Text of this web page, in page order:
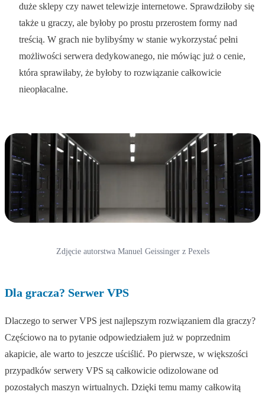
duże sklepy czy nawet telewizje internetowe. Sprawdziłoby się
także u graczy, ale byłoby po prostu przerostem formy nad
treścią. W grach nie bylibyśmy w stanie wykorzystać pełni
możliwości serwera dedykowanego, nie mówiąc już o cenie,
która sprawiłaby, że byłoby to rozwiązanie całkowicie
nieopłacalne.
Zdjęcie autorstwa Manuel Geissinger z Pexels
Dla gracza? Serwer VPS
Dlaczego to serwer VPS jest najlepszym rozwiązaniem dla graczy?
Częściowo na to pytanie odpowiedziałem już w poprzednim
akapicie, ale warto to jeszcze uściślić. Po pierwsze, w większości
przypadków serwery VPS są całkowicie odizolowane od
pozostałych maszyn wirtualnych. Dzięki temu mamy całkowitą